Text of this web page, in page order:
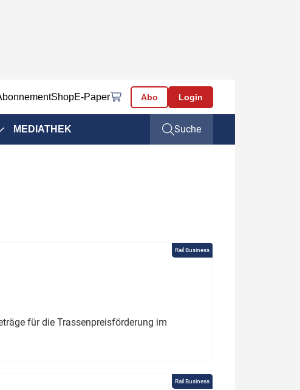
ShopE-Paper Abo Login
MEDIATHEK Suche
Rail Business
für die Trassenpreisförderung im
Rail Business